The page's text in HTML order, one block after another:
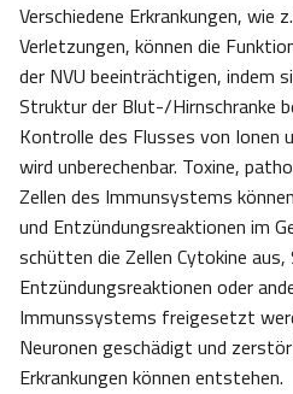
Verschiedene Erkrankungen, wie
Verletzungen, können die
der NVU beeinträchtigen, indem
Struktur der Blut-/Hirnschranke
Kontrolle des Flusses von Ionen
wird unberechenbar. Toxine,
Zellen des Immunsystems
und Entzündungsreaktionen im
schütten die Zellen Cytokine
Entzündungsreaktionen oder
Immunssystems freigesetzt
Neuronen geschädigt und
Erkrankungen können entstehen.